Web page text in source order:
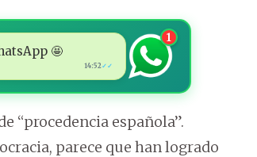
🤩
14:52✓✓
1
“procedencia española”.
parece que han logrado